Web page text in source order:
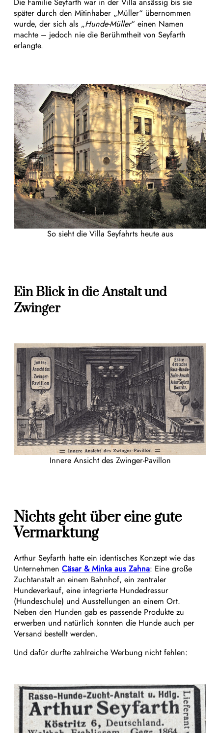
später durch den Mitinhaber „Müller“ übernommen
wurde, der sich als „Hunde-Müller“ einen Namen
machte – jedoch nie die Berühmtheit von Seyfarth
erlangte.
So sieht die Villa Seyfahrts heute aus
Ein Blick in die Anstalt und
Zwinger
Innere Ansicht des Zwinger-Pavillon
Nichts geht über eine gute
Vermarktung
Arthur Seyfarth hatte ein identisches Konzept wie das
Unternehmen Cäsar & Minka aus Zahna: Eine große
Zuchtanstalt an einem Bahnhof, ein zentraler
Hundeverkauf, eine integrierte Hundedressur
(Hundeschule) und Ausstellungen an einem Ort.
Neben den Hunden gab es passende Produkte zu
erwerben und natürlich konnten die Hunde auch per
Versand bestellt werden.
Und dafür durfte zahlreiche Werbung nicht fehlen: